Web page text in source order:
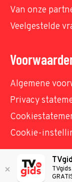
Van onze
Veelgestelde
Algemene
Privacy
Cookie-
© TVgids.nl
datamining.